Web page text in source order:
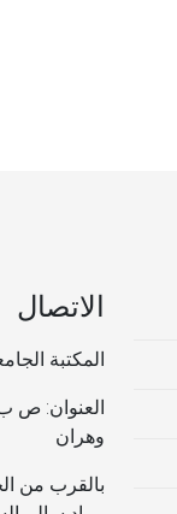
الاتصال
المكتبة
وهران
بالقرب من